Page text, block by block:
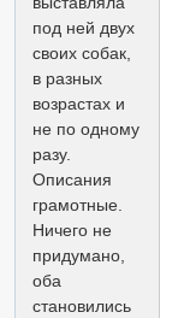
под ней двух
своих собак,
в разных
возрастах и
не по одному
разу.
Описания
грамотные.
Ничего не
придумано,
оба
становились